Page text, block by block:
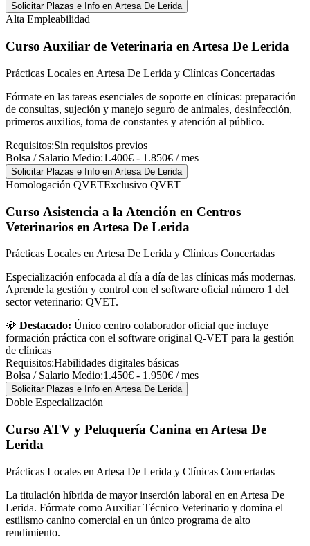
Solicitar Plazas e Info en Artesa De Lerida
Alta Empleabilidad
Curso Auxiliar de Veterinaria en Artesa De Lerida
Prácticas Locales en Artesa De Lerida y Clínicas Concertadas
Fórmate en las tareas esenciales de soporte en clínicas: preparación
de consultas, sujeción y manejo seguro de animales, desinfección,
primeros auxilios, toma de constantes y atención al público.
Requisitos:Sin requisitos previos
Bolsa / Salario Medio:1.400€ - 1.850€ / mes
Solicitar Plazas e Info en Artesa De Lerida
Homologación QVETExclusivo QVET
Curso Asistencia a la Atención en Centros
Veterinarios en Artesa De Lerida
Prácticas Locales en Artesa De Lerida y Clínicas Concertadas
Especialización enfocada al día a día de las clínicas más modernas.
Aprende la gestión y control con el software oficial número 1 del
sector veterinario: QVET.
💎 Destacado: Único centro colaborador oficial que incluye
formación práctica con el software original Q-VET para la gestión
de clínicas
Requisitos:Habilidades digitales básicas
Bolsa / Salario Medio:1.450€ - 1.950€ / mes
Solicitar Plazas e Info en Artesa De Lerida
Doble Especialización
Curso ATV y Peluquería Canina en Artesa De
Lerida
Prácticas Locales en Artesa De Lerida y Clínicas Concertadas
La titulación híbrida de mayor inserción laboral en en Artesa De
Lerida. Fórmate como Auxiliar Técnico Veterinario y domina el
estilismo canino comercial en un único programa de alto
rendimiento.